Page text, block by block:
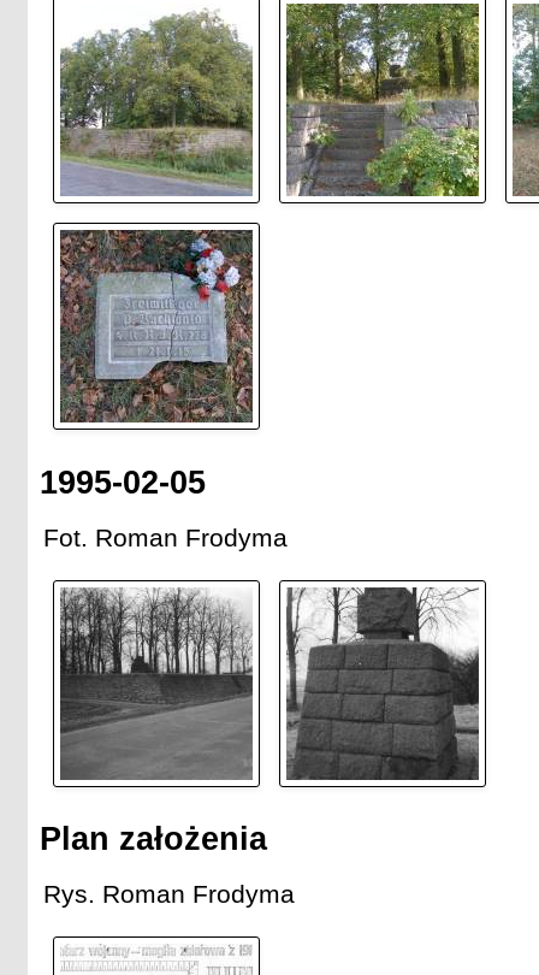
1995-02-05
Fot. Roman Frodyma
Plan założenia
Rys. Roman Frodyma